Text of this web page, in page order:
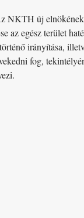
új
az egész terület
irányítása,
fog,